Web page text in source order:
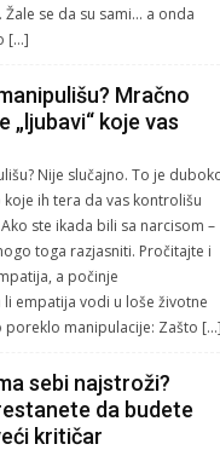
Žale se da su sami… a onda
[…]
Mračno
„ljubavi“ koje vas
Nije slučajno. To je
ih tera da vas kontrolišu
ste ikada bili sa narcisom –
toga razjasniti. Pročitajte i
a počinje
empatija vodi u loše životne
poreklo manipulacije: Zašto […]
sebi najstroži?
da budete
kritičar